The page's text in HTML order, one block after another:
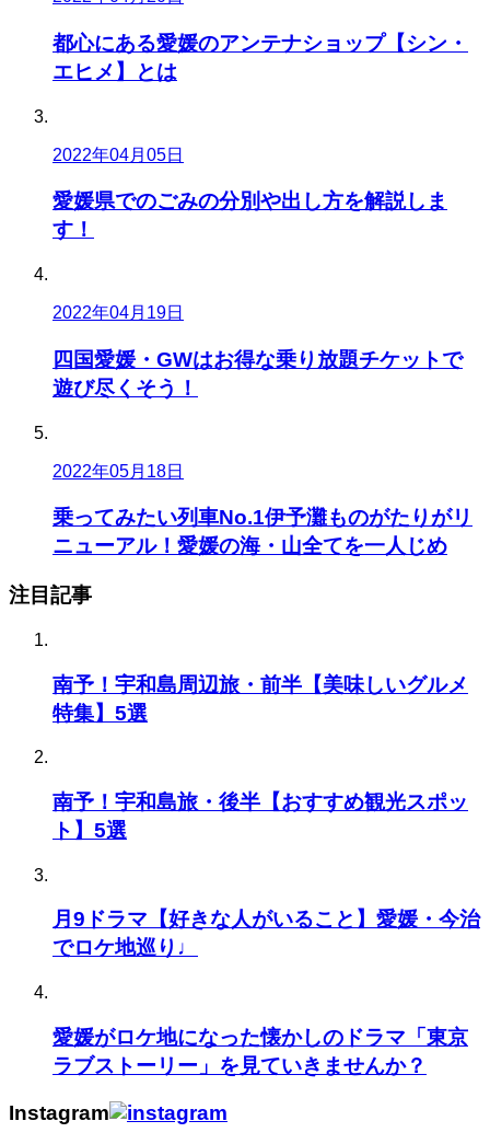
都心にある愛媛のアンテナショップ【シン・
エヒメ】とは
2022年04月05日
愛媛県でのごみの分別や出し方を解説しま
す！
2022年04月19日
四国愛媛・GWはお得な乗り放題チケットで
遊び尽くそう！
2022年05月18日
乗ってみたい列車No.1伊予灘ものがたりがリ
ニューアル！愛媛の海・山全てを一人じめ
注目記事
南予！宇和島周辺旅・前半【美味しいグルメ
特集】5選
南予！宇和島旅・後半【おすすめ観光スポッ
ト】5選
月9ドラマ【好きな人がいること】愛媛・今治
でロケ地巡り♩
愛媛がロケ地になった懐かしのドラマ「東京
ラブストーリー」を見ていきませんか？
Instagram